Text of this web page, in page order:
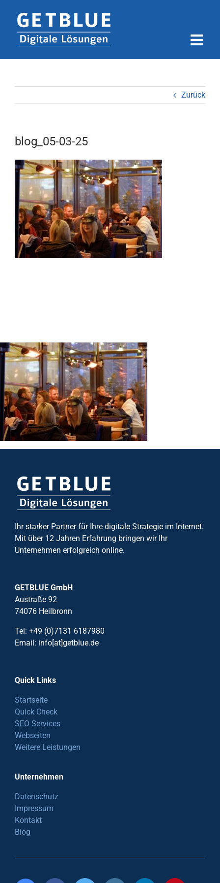
Inhalt
springen
Zurück
blog_05-03-25
Ihr starker Partner für Ihre digitale Strategie im Internet.
Mit über 12 Jahren Erfahrung bringen wir Ihr
Unternehmen erfolgreich online.
GETBLUE GmbH
Austraße 92
74076 Heilbronn
Tel: +49 (0)7131 6187980
Email: info[at]getblue.de
Quick Links
Startseite
Quick Check
SEO Services
Webseiten
Weitere Leistungen
Unternehmen
Datenschutz
Impressum
Kontakt
Blog